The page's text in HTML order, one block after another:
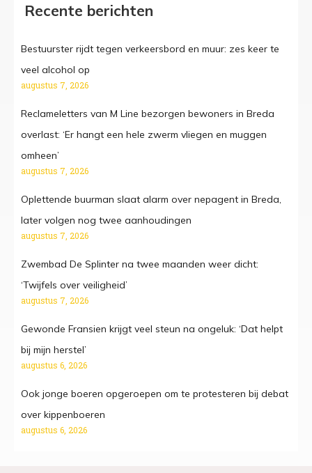
Recente berichten
Bestuurster rijdt tegen verkeersbord en muur: zes keer te
veel alcohol op
augustus 7, 2026
Reclameletters van M Line bezorgen bewoners in Breda
overlast: ‘Er hangt een hele zwerm vliegen en muggen
omheen’
augustus 7, 2026
Oplettende buurman slaat alarm over nepagent in Breda,
later volgen nog twee aanhoudingen
augustus 7, 2026
Zwembad De Splinter na twee maanden weer dicht:
‘Twijfels over veiligheid’
augustus 7, 2026
Gewonde Fransien krijgt veel steun na ongeluk: ‘Dat helpt
bij mijn herstel’
augustus 6, 2026
Ook jonge boeren opgeroepen om te protesteren bij debat
over kippenboeren
augustus 6, 2026